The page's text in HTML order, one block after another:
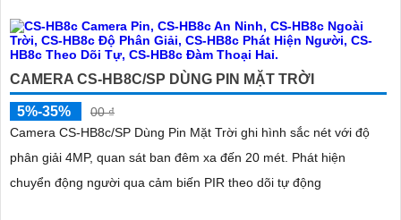
CAMERA CS-HB8C/SP DÙNG PIN MẶT TRỜI
5%-35%
00 ₫
Camera CS-HB8c/SP Dùng Pin Mặt Trời ghi hình sắc nét với độ
phân giải 4MP, quan sát ban đêm xa đến 20 mét. Phát hiện
chuyển động người qua cảm biến PIR theo dõi tự động